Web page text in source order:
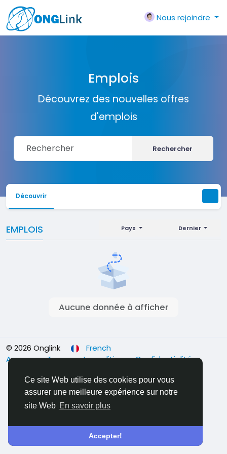
Ce site Web utilise des cookies pour vous
assurer une meilleure expérience sur notre
site Web En savoir plus
Accepter!
Nous rejoindre
Emplois
Découvrez des nouvelles offres
d'emplois
Rechercher
Découvrir
EMPLOIS Dernier
Pays
Aucune donnée à afficher
© 2026 Onglink
French
A propos Termes et conditions Confidentialité